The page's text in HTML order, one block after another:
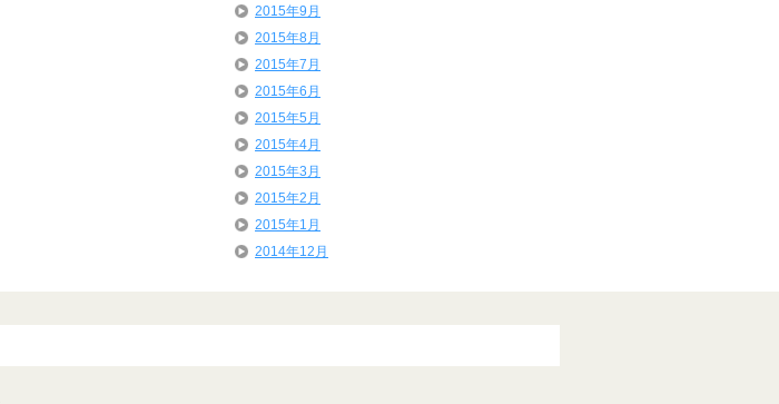
2015年9月
2015年8月
2015年7月
2015年6月
2015年5月
2015年4月
2015年3月
2015年2月
2015年1月
2014年12月